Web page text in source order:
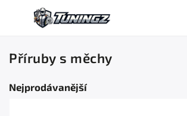
Příruby s měchy
Nejprodávanější